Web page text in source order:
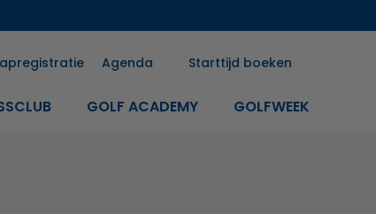
Agenda Starttijd boeken
GOLF ACADEMY GOLFWEEK